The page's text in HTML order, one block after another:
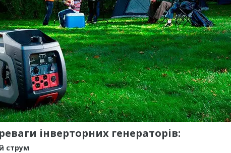
інверторних генераторів:
струм